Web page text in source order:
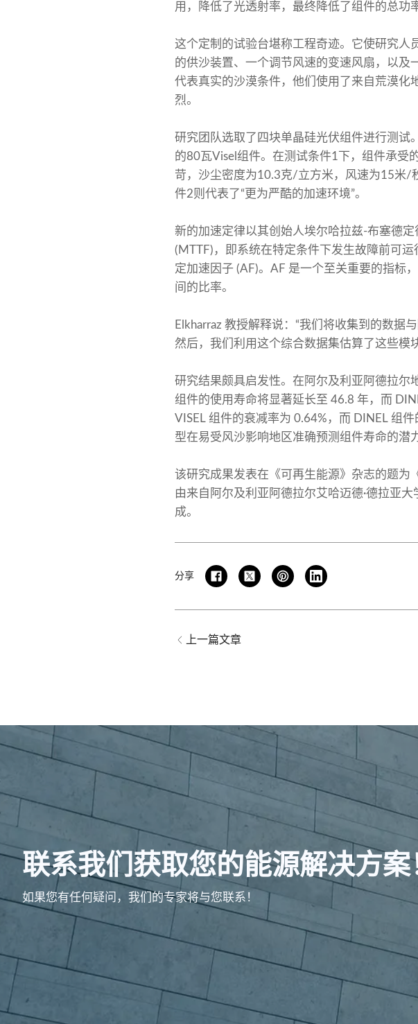
用，降低了光透射率，最终降低了组件的总功
这个定制的试验台堪称工程奇迹。它使研究人
的供沙装置、一个调节风速的变速风扇，以
代表真实的沙漠条件，他们使用了来自荒漠化
烈。
研究团队选取了四块单晶硅光伏组件进行测试
的80瓦Visel组件。在测试条件1下，组件承
苛，沙尘密度为10.3克/立方米，风速为15米/
件2则代表了“更为严酷的加速环境”。
新的加速定律以其创始人埃尔哈拉兹-布塞德
(MTTF)，即系统在特定条件下发生故障前可
定加速因子 (AF)。AF 是一个至关重要的指标
间的比率。
Elkharraz 教授解释说：“我们将收集到的数据
然后，我们利用这个综合数据集估算了这些模
研究结果颇具启发性。在阿尔及利亚阿德拉尔
组件的使用寿命将显著延长至 46.8 年，而
VISEL 组件的衰减率为 0.64%，而 DINEL 组
型在易受风沙影响地区准确预测组件寿命的潜
该研究成果发表在《可再生能源》杂志的题为
由来自阿尔及利亚阿德拉尔艾哈迈德·德拉亚
成。
分享
上一篇文章
联系我们获取您的能源解决方案
如果您有任何疑问，我们的专家将与您联系！